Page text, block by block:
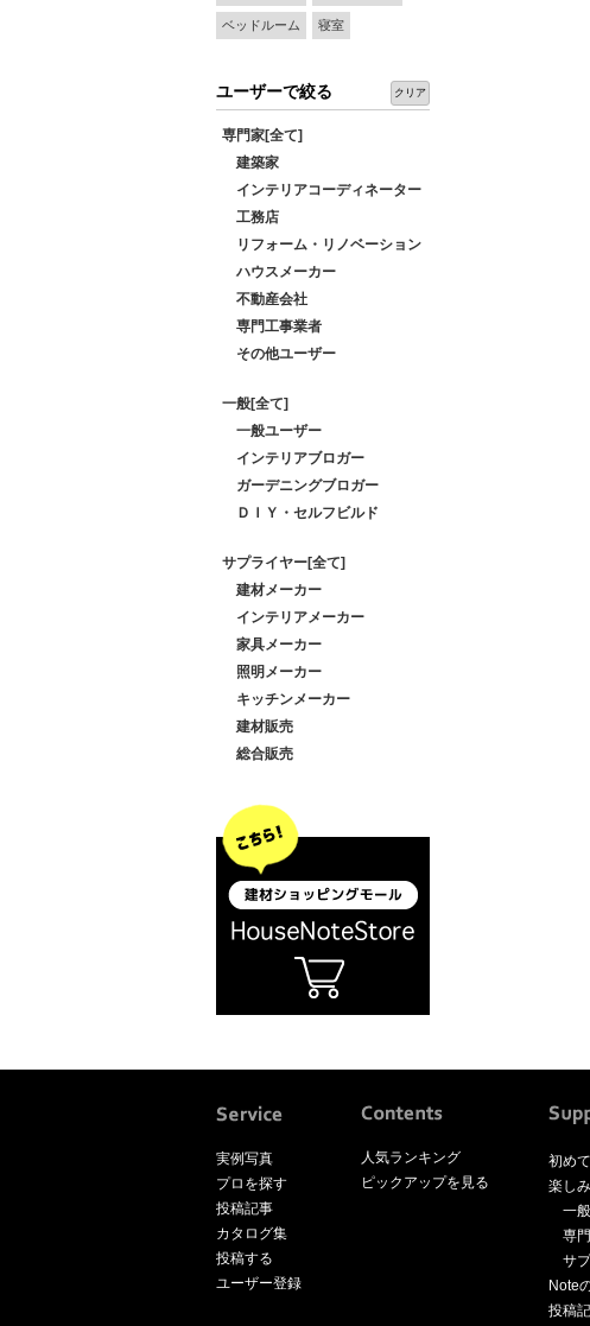
ベッドルーム 寝室
ユーザーで絞る クリア
専門家[全て]
建築家
インテリアコーディネーター
工務店
リフォーム・リノベーション
ハウスメーカー
不動産会社
専門工事業者
その他ユーザー
一般[全て]
一般ユーザー
インテリアブロガー
ガーデニングブロガー
ＤＩＹ・セルフビルド
サプライヤー[全て]
建材メーカー
インテリアメーカー
家具メーカー
照明メーカー
キッチンメーカー
建材販売
総合販売
実例写真
プロを探す
投稿記事
カタログ集
投稿する
ユーザー登録
人気ランキング
ピックアップを見る
初め
楽し
一
専
サ
Note
投稿